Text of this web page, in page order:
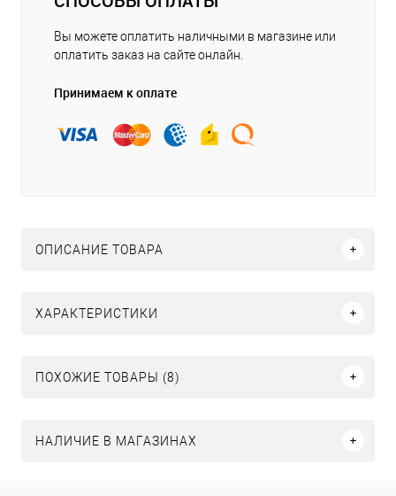
Вы можете оплатить наличными в магазине или
оплатить заказ на сайте онлайн.
Принимаем к оплате
ОПИСАНИЕ ТОВАРА
ХАРАКТЕРИСТИКИ
ПОХОЖИЕ ТОВАРЫ (8)
НАЛИЧИЕ В МАГАЗИНАХ